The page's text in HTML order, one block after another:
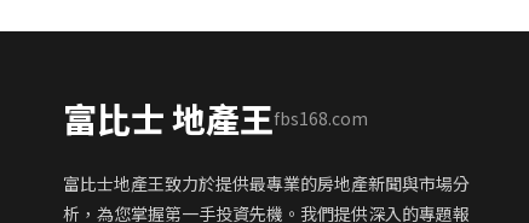
富比士 地產王fbs168.com
富比士地產王致力於提供最專業的房地產新聞與市場分
析，為您掌握第一手投資先機。我們提供深入的專題報